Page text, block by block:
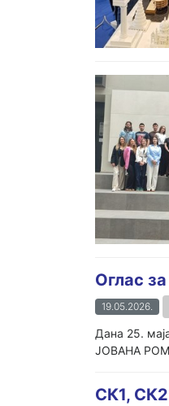
Оглас
19.05.2026.
Дана 25.
ЈОВАНА
СК1,